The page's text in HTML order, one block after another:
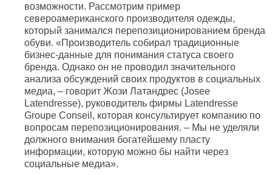
возможности. Рассмотрим пример
североамериканского производителя одежды,
который занимался перепозиционированием бренда
обуви. «Производитель собирал традиционные
бизнес-данные для понимания статуса своего
бренда. Однако он не проводил значительного
анализа обсуждений своих продуктов в социальных
медиа, – говорит Жози Латандрес (Josee
Latendresse), руководитель фирмы Latendresse
Groupe Conseil, которая консультирует компанию по
вопросам перепозиционирования. – Мы не уделяли
должного внимания богатейшему пласту
информации, которую можно бы найти через
социальные медиа».